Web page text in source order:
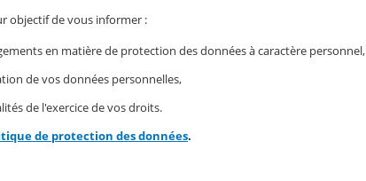
objectif de vous informer :
en matière de protection des données à caractère personnel,
de vos données personnelles,
de l'exercice de vos droits.
de protection des données.